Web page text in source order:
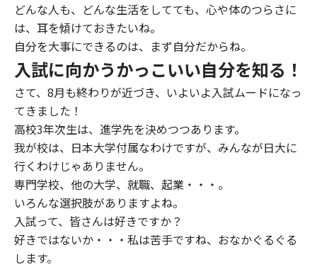
どんな人も、どんな生活をしてても、心や体のつらさに
は、耳を傾けておきたいね。
自分を大事にできるのは、まず自分だからね。
入試に向かうかっこいい自分を知る！
さて、8月も終わりが近づき、いよいよ入試ムードになっ
てきました！
高校3年次生は、進学先を決めつつあります。
我が校は、日本大学付属なわけですが、みんなが日大に
行くわけじゃありません。
専門学校、他の大学、就職、起業・・・。
いろんな選択肢がありますよね。
入試って、皆さんは好きですか？
好きではないか・・・私は苦手ですね、おなかぐるぐる
します。